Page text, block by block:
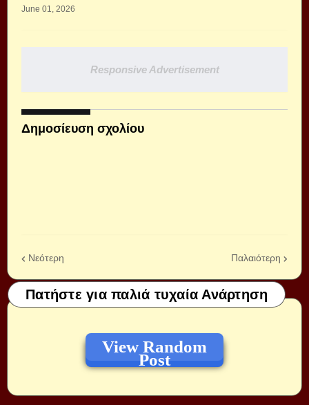
June 01, 2026
Responsive Advertisement
Δημοσίευση σχολίου
Νεότερη Παλαιότερη
Πατήστε για παλιά τυχαία Ανάρτηση
View Random
Post